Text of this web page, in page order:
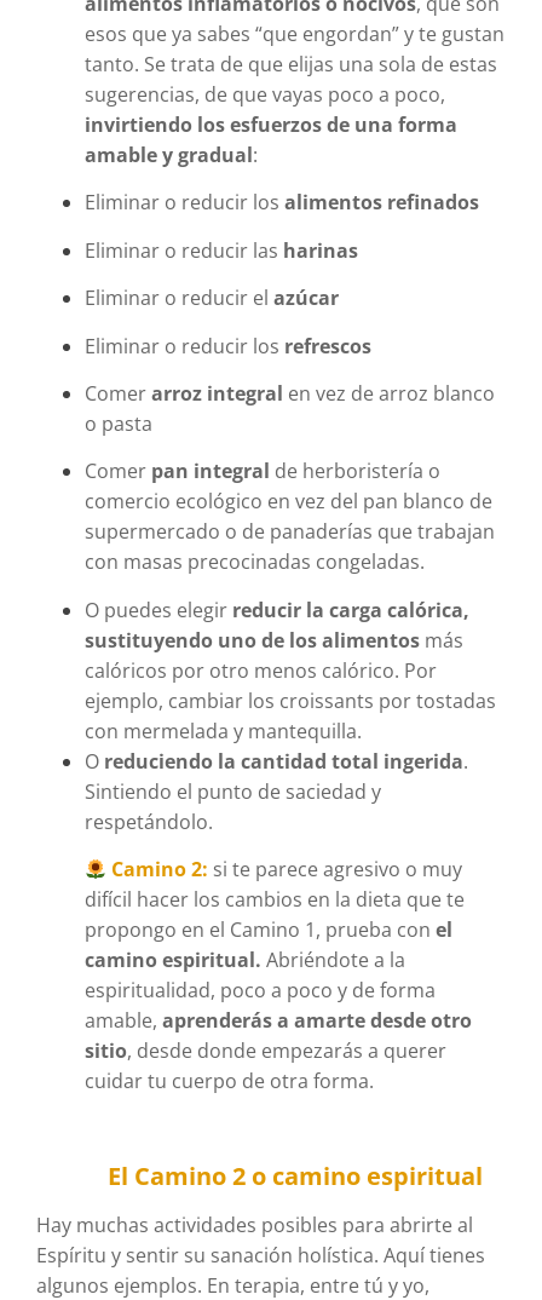
esos que ya sabes “que engordan” y te gustan
tanto. Se trata de que elijas una sola de estas
sugerencias, de que vayas poco a poco,
invirtiendo los esfuerzos de una forma
amable y gradual:
Eliminar o reducir los alimentos refinados
Eliminar o reducir las harinas
Eliminar o reducir el azúcar
Eliminar o reducir los refrescos
Comerarroz integral en vez de arroz blanco
o pasta
Comer pan integral de herboristería o
comercio ecológico en vez del pan blanco de
supermercado o de panaderías que trabajan
con masas precocinadas congeladas.
O puedes elegir reducir la carga calórica,
sustituyendo uno de los alimentos más
calóricos por otro menos calórico. Por
ejemplo, cambiar los croissants por tostadas
con mermelada y mantequilla.
O reduciendo la cantidad total ingerida.
Sintiendo el punto de saciedad y
respetándolo.
Camino 2: si te parece agresivo o muy
difícil hacer los cambios en la dieta que te
propongo en el Camino 1, prueba con el
camino espiritual. Abriéndote a la
espiritualidad, poco a poco y de forma
amable, aprenderás a amarte desde otro
sitio, desde donde empezarás a querer
cuidar tu cuerpo de otra forma.
El Camino 2 o camino espiritual
Hay muchas actividades posibles para abrirte al
Espíritu y sentir su sanación holística. Aquí tienes
algunos ejemplos. En terapia, entre tú y yo,